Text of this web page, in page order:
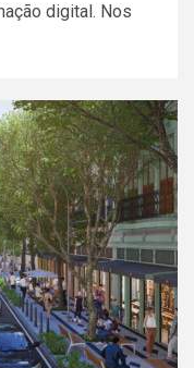
digital. Nos